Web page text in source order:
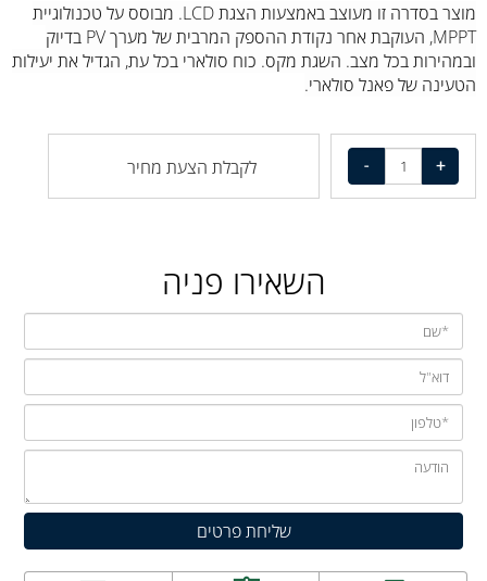
מוצר בסדרה זו מעוצב באמצעות הצגת LCD. מבוסס על טכנולוגיית
MPPT, העוקבת אחר נקודת ההספק המרבית של מערך PV בדיוק
ובמהירות בכל מצב. השגת מקס. כוח סולארי בכל עת, הגדיל את יעילות
הטעינה של פאנל סולארי.
לקבלת הצעת מחיר
השאירו פניה